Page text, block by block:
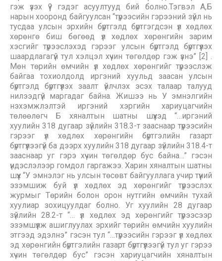
гэж үзэх үү? гэдэг асуултууд бий болно.Тэгвэл А,Б
нарын хооронд байгуулсан “түрээсийн гэрээний зүйл нь
тусдаа улсын эрхийн бүртгэлд бүртгэгдсэн үл хөдлөх
хөрөнгө биш бөгөөд үл хөдлөх хөрөнгийн зарим
хэсгийг түрээслэхэд гэрээг улсын бүртгэлд бүртгүүлэх
шаардлагагүй тул хэлцэл хүчин төгөлдөр гэж үзнэ” [2] .
Мөн төрийн өмчийн үл хөдлөх хөрөнгийг түрээслэж
байгаа тохиолдолд иргэний хуульд заасан улсын
бүртгэлд бүртгүүлэх заалт үйлчлэх эсэх талаар талууд
нилээдгүй маргадаг байна. Жишээ нь У эмнэлгийн
нэхэмжлэлтэй иргэний хэргийн хариуцагчийн
төлөөлөгч Б хяналтын шатны шүүхэд “…иргэний
хуулийн 318 дугаар зүйлийн 318.3-т зааснаар түрээсийн
гэрээг үл хөдлөх хөрөнгийн бүртгэлийн газарт
бүртгүүлээгүй ба дээрх хуулийн 318 дугаар зүйлийн 318.4-т
зааснаар уг гэрэ хүчин төгөлдөр бус байна…” гэсэн
үндэслэлээр гомдол гаргажээ. Харин хяналтын шатны
шүүх “У эмнэлэг нь улсын төсөвт байгууллага учир түүний
эзэмшиж буй үл хөдлөх эд хөрөнгийг түрээслэх
журмыг Төрийн болон орон нутгийн өмчийн тухай
хуулиар зохицуулдаг болно. Уг хуулийн 28 дугаар
зүйлийн 28.2-т “… үл хөдлөх эд хөрөнгийг түрээсээр
эзэмшүүлж ашиглуулах эрхийг төрийн өмчийн хуулийн
этгээд эдэлнэ” гэсэн тул “…түрээсийн гэрээг үл хөдлөх
эд хөрөнгийн бүртгэлийн газарт бүртгүүлээгүй тул уг гэрээ
хүчин төгөлдөр бус” гэсэн хариуцагчийн хяналтын